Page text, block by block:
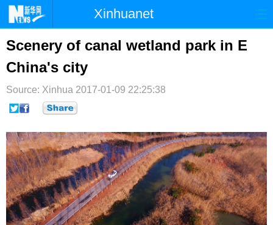
Xinhuanet
国际 港澳
台湾
纪检 体育 科技
文娱
博客 微博
Scenery of canal wetland park in E
China's city
Source: Xinhua 2017-01-09 22:25:38